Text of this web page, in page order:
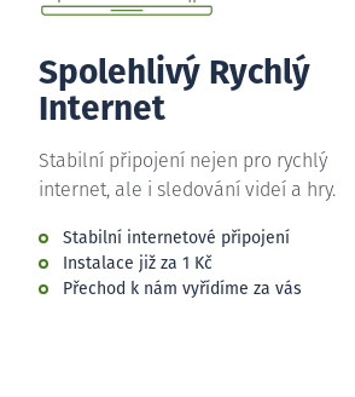
Spolehlivý Rychlý
Internet
Stabilní připojení nejen pro rychlý
internet, ale i sledování videí a hry.
Stabilní internetové připojení
Instalace již za 1 Kč
Přechod k nám vyřídíme za vás